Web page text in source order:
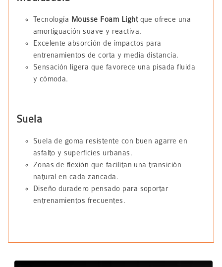
Tecnología Mousse Foam Lightque ofrece una
amortiguación suave y reactiva.
Excelente absorción de impactos para
entrenamientos de corta y media distancia.
Sensación ligera que favorece una pisada fluida
y cómoda.
Suela
Suela de goma resistente con buen agarre en
asfalto y superficies urbanas.
Zonas de flexión que facilitan una transición
natural en cada zancada.
Diseño duradero pensado para soportar
entrenamientos frecuentes.